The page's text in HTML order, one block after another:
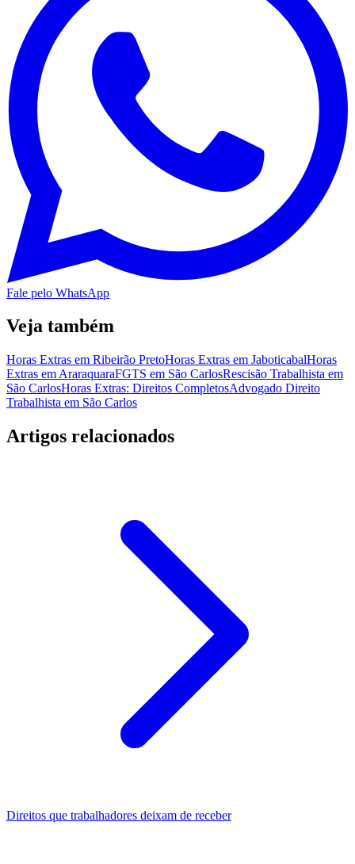
Fale pelo WhatsApp
Veja também
Horas Extras em Ribeirão PretoHoras Extras em JaboticabalHoras
Extras em AraraquaraFGTS em São CarlosRescisão Trabalhista em
São CarlosHoras Extras: Direitos CompletosAdvogado Direito
Trabalhista em São Carlos
Artigos relacionados
Direitos que trabalhadores deixam de receber